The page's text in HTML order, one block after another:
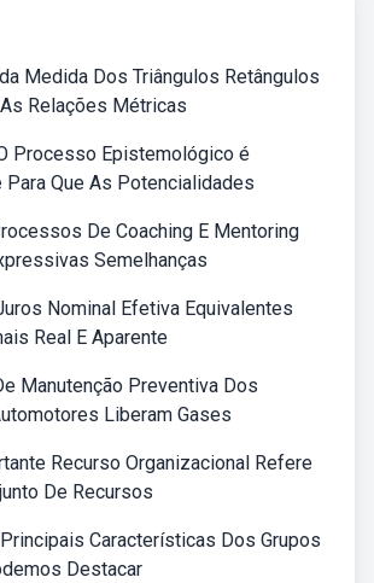
Medida Dos Triângulos Retângulos
Relações Métricas
Processo Epistemológico é
Para Que As Potencialidades
De Coaching E Mentoring
Semelhanças
Nominal Efetiva Equivalentes
Real E Aparente
Manutenção Preventiva Dos
Liberam Gases
Recurso Organizacional Refere
De Recursos
Características Dos Grupos
Destacar